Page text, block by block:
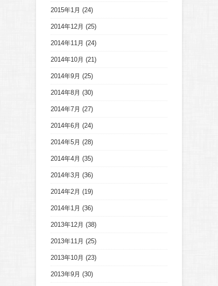
2015年1月 (24)
2014年12月 (25)
2014年11月 (24)
2014年10月 (21)
2014年9月 (25)
2014年8月 (30)
2014年7月 (27)
2014年6月 (24)
2014年5月 (28)
2014年4月 (35)
2014年3月 (36)
2014年2月 (19)
2014年1月 (36)
2013年12月 (38)
2013年11月 (25)
2013年10月 (23)
2013年9月 (30)